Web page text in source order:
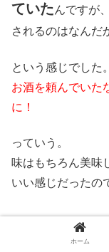
ていたんですが
されるのはなんだ
という感じでした。
お酒を頼んでいた
に！
っていう。
味はもちろん美味
いい感じだったの
ホーム